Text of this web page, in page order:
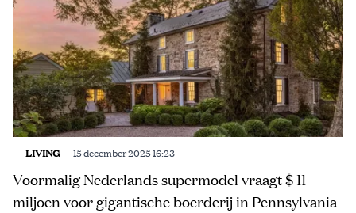
LIVING 15 december 2025 16:23
Voormalig Nederlands supermodel vraagt $ 11
miljoen voor gigantische boerderij in Pennsylvania